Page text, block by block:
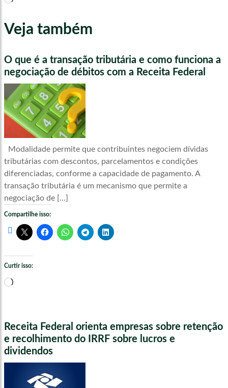
Veja também
O que é a transação tributária e como funciona a
negociação de débitos com a Receita Federal
Modalidade permite que contribuintes negociem dívidas
tributárias com descontos, parcelamentos e condições
diferenciadas, conforme a capacidade de pagamento. A
transação tributária é um mecanismo que permite a
negociação de […]
Compartilhe isso:
Curtir isso:
Carregando...
Receita Federal orienta empresas sobre retenção
e recolhimento do IRRF sobre lucros e
dividendos